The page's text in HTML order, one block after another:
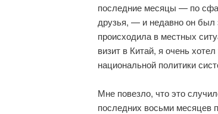
последние месяцы — по
друзья, — и недавно он был
происходила в местных
визит в Китай, я очень
национальной политики
Мне повезло, что это
последних восьми месяцев